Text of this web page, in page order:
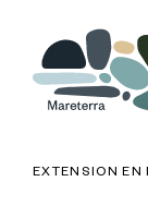
EXTENSION EN